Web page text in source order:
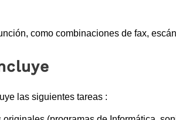
como combinaciones de fax,
las siguientes tareas :